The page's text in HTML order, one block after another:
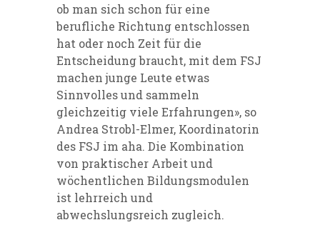
ob man sich schon für eine
berufliche Richtung entschlossen
hat oder noch Zeit für die
Entscheidung braucht, mit dem FSJ
machen junge Leute etwas
Sinnvolles und sammeln
gleichzeitig viele Erfahrungen», so
Andrea Strobl-Elmer, Koordinatorin
des FSJ im aha. Die Kombination
von praktischer Arbeit und
wöchentlichen Bildungsmodulen
ist lehrreich und
abwechslungsreich zugleich.